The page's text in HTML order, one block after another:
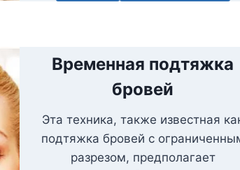
Временная подтяжка
бровей
Эта техника, также известная
подтяжка бровей с
разрезом, предполагает